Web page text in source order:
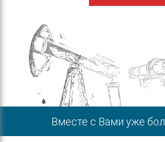
Вместе с Вами уже